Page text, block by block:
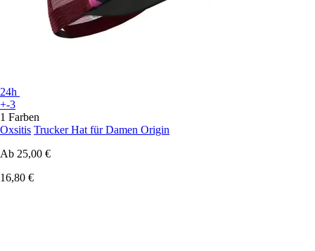
24h
+-3
1 Farben
Oxsitis Trucker Hat für Damen Origin
Ab 25,00 €
16,80 €